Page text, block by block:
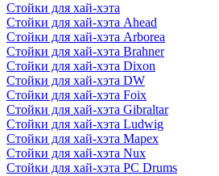
Стойки для хай-хэта
Стойки для хай-хэта Ahead
Стойки для хай-хэта Arborea
Стойки для хай-хэта Brahner
Стойки для хай-хэта Dixon
Стойки для хай-хэта DW
Стойки для хай-хэта Foix
Стойки для хай-хэта Gibraltar
Стойки для хай-хэта Ludwig
Стойки для хай-хэта Mapex
Стойки для хай-хэта Nux
Стойки для хай-хэта PC Drums